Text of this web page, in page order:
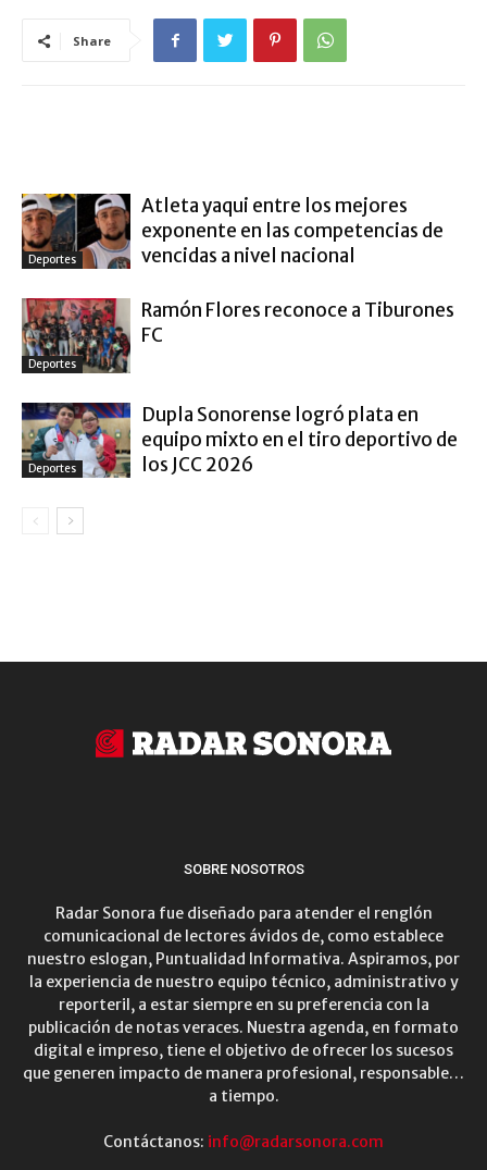
Share
Deportes
Atleta yaqui entre los mejores
exponente en las competencias de
vencidas a nivel nacional
Deportes
Ramón Flores reconoce a Tiburones
FC
Deportes
Dupla Sonorense logró plata en
equipo mixto en el tiro deportivo de
los JCC 2026
SOBRE NOSOTROS
Radar Sonora fue diseñado para atender el renglón
comunicacional de lectores ávidos de, como establece
nuestro eslogan, Puntualidad Informativa. Aspiramos, por
la experiencia de nuestro equipo técnico, administrativo y
reporteril, a estar siempre en su preferencia con la
publicación de notas veraces. Nuestra agenda, en formato
digital e impreso, tiene el objetivo de ofrecer los sucesos
que generen impacto de manera profesional, responsable…
a tiempo.
Contáctanos: info@radarsonora.com